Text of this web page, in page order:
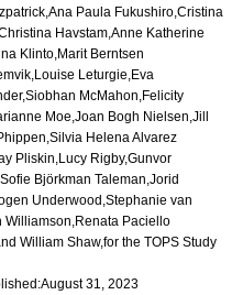
Paula Fukushiro,Cristina
Havstam,Anne Katherine
Klinto,Marit Berntsen
Leturgie,Eva
McMahon,Felicity
Moe,Joan Bogh Nielsen,Jill
Helena Alvarez
Pliskin,Lucy Rigby,Gunvor
Björkman Taleman,Jorid
Underwood,Stephanie van
Williamson,Renata Paciello
William Shaw,for the TOPS Study
31, 2023